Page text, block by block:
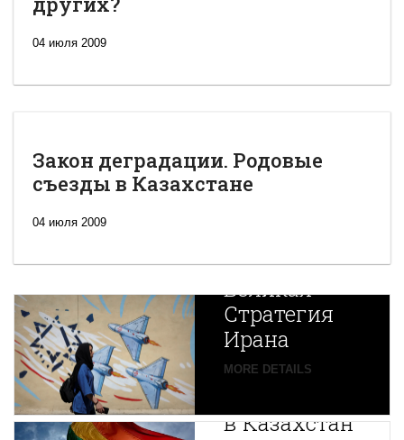
04 июля 2009
Закон деградации. Родовые
съезды в Казахстане
04 июля 2009
Новая
Великая
Стратегия
Ирана
MORE DETAILS
Путин
в Казахстан
Центральной